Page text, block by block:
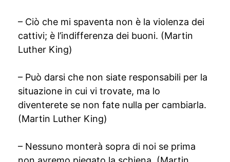
– Ciò che mi spaventa non è la violenza dei
cattivi; è l’indifferenza dei buoni. (Martin
Luther King)
– Può darsi che non siate responsabili per la
situazione in cui vi trovate, ma lo
diventerete se non fate nulla per cambiarla.
(Martin Luther King)
– Nessuno monterà sopra di noi se prima